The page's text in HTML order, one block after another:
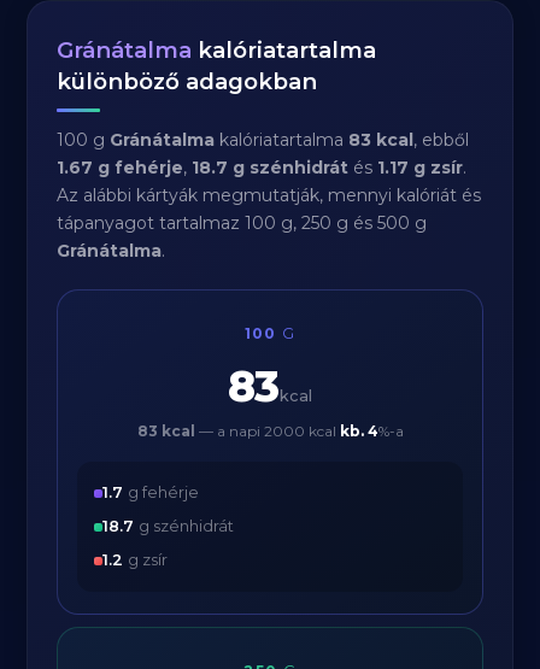
Gránátalma kalóriatartalma
különböző adagokban
100 g Gránátalma kalóriatartalma 83 kcal, ebből
1.67 g fehérje, 18.7 g szénhidrát és 1.17 g zsír.
Az alábbi kártyák megmutatják, mennyi kalóriát és
tápanyagot tartalmaz 100 g, 250 g és 500 g
Gránátalma.
100 G
83 kcal
83 kcal — a napi 2000 kcal kb. 4%-a
1.7 g fehérje
18.7 g szénhidrát
1.2 g zsír